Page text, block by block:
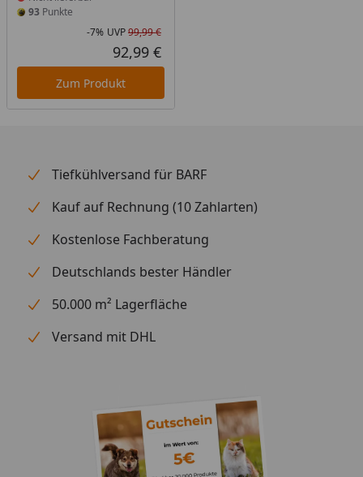
93 Punkte
Rabatt in Prozent
-7%
Ursprünglicher Preis
UVP99,99 €
Aktueller Preis
92,99 €
Zum Produkt
Tiefkühlversand für BARF
Kauf auf Rechnung (10 Zahlarten)
Kostenlose Fachberatung
Deutschlands bester Händler
50.000 m² Lagerfläche
Versand mit DHL